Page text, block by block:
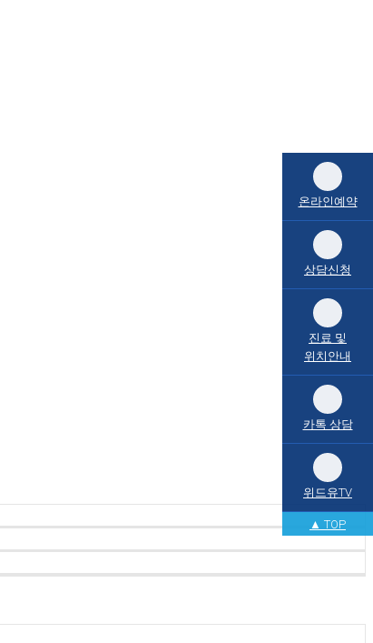
온라인예약
상담신청
진료 및
위치안내
카톡 상담
위드유TV
▲ TOP